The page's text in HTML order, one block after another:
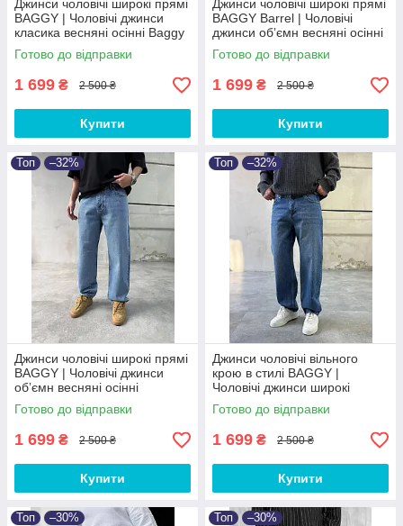
Джинси чоловічі широкі прямі
BAGGY | Чоловічі джинси
класика весняні осінні Baggy
Готово до відправки
1 699 ₴ 2 500 ₴
Купити
Джинси чоловічі широкі прямі
BAGGY Barrel | Чоловічі
джинси обʼємн весняні осінні
Baggy
Готово до відправки
1 699 ₴ 2 500 ₴
Купити
Топ –32%
Джинси чоловічі широкі прямі
BAGGY | Чоловічі джинси
обʼємн весняні осінні
Туреччина
Готово до відправки
1 699 ₴ 2 500 ₴
Купити
Топ –32%
Джинси чоловічі вільного
крою в стилі BAGGY |
Чоловічі джинси широкі
весняні осінні Баггі
Готово до відправки
1 699 ₴ 2 500 ₴
Купити
Топ –30% Топ –30%